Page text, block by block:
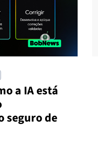
a IA está
seguro de